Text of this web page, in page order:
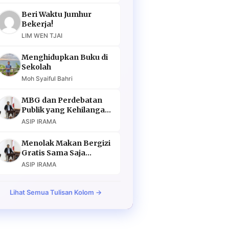
Beri Waktu Jumhur
Bekerja!
LIM WEN TJAI
Menghidupkan Buku di
Sekolah
Moh Syaiful Bahri
MBG dan Perdebatan
Publik yang Kehilangan
Argumen
ASIP IRAMA
Menolak Makan Bergizi
Gratis Sama Saja
Menolak Masa Depan
ASIP IRAMA
Lihat Semua Tulisan Kolom →